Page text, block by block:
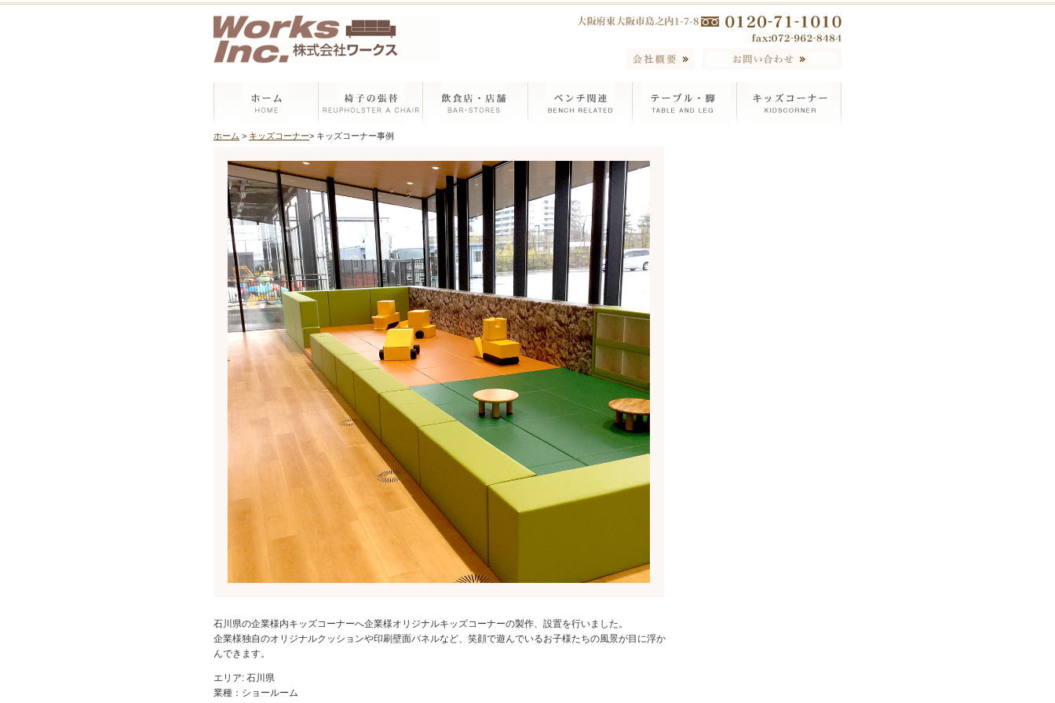
ホーム > キッズコーナー> キッズコーナー事例
石川県の企業様内キッズコーナーへ企業様オリジナルキッズコーナーの製作、設置を行いました。
企業様独自のオリジナルクッションや印刷壁面パネルなど、笑顔で遊んでいるお子様たちの風景が目に浮か
んできます。
エリア: 石川県
業種：ショールーム